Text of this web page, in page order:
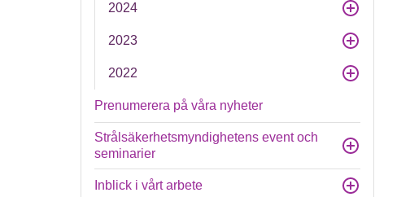
2024
2023
2022
Prenumerera på våra nyheter
Strålsäkerhetsmyndighetens event och
seminarier
Inblick i vårt arbete